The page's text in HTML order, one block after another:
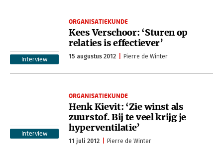
Interview
ORGANISATIEKUNDE
Kees Verschoor: ‘Sturen op
relaties is effectiever’
15 augustus 2012 Pierre de Winter
Interview
ORGANISATIEKUNDE
Henk Kievit: ‘Zie winst als
zuurstof. Bij te veel krijg je
hyperventilatie’
11 juli 2012 Pierre de Winter